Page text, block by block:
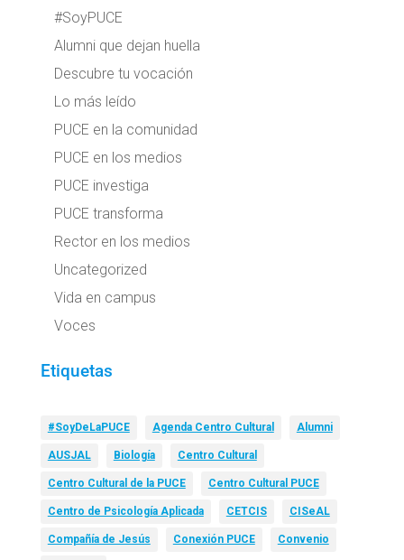
#SoyPUCE
Alumni que dejan huella
Descubre tu vocación
Lo más leído
PUCE en la comunidad
PUCE en los medios
PUCE investiga
PUCE transforma
Rector en los medios
Uncategorized
Vida en campus
Voces
Etiquetas
#SoyDeLaPUCE Agenda Centro Cultural Alumni
AUSJAL Biología Centro Cultural
Centro Cultural de la PUCE Centro Cultural PUCE
Centro de Psicología Aplicada CETCIS CISeAL
Compañía de Jesús Conexión PUCE Convenio